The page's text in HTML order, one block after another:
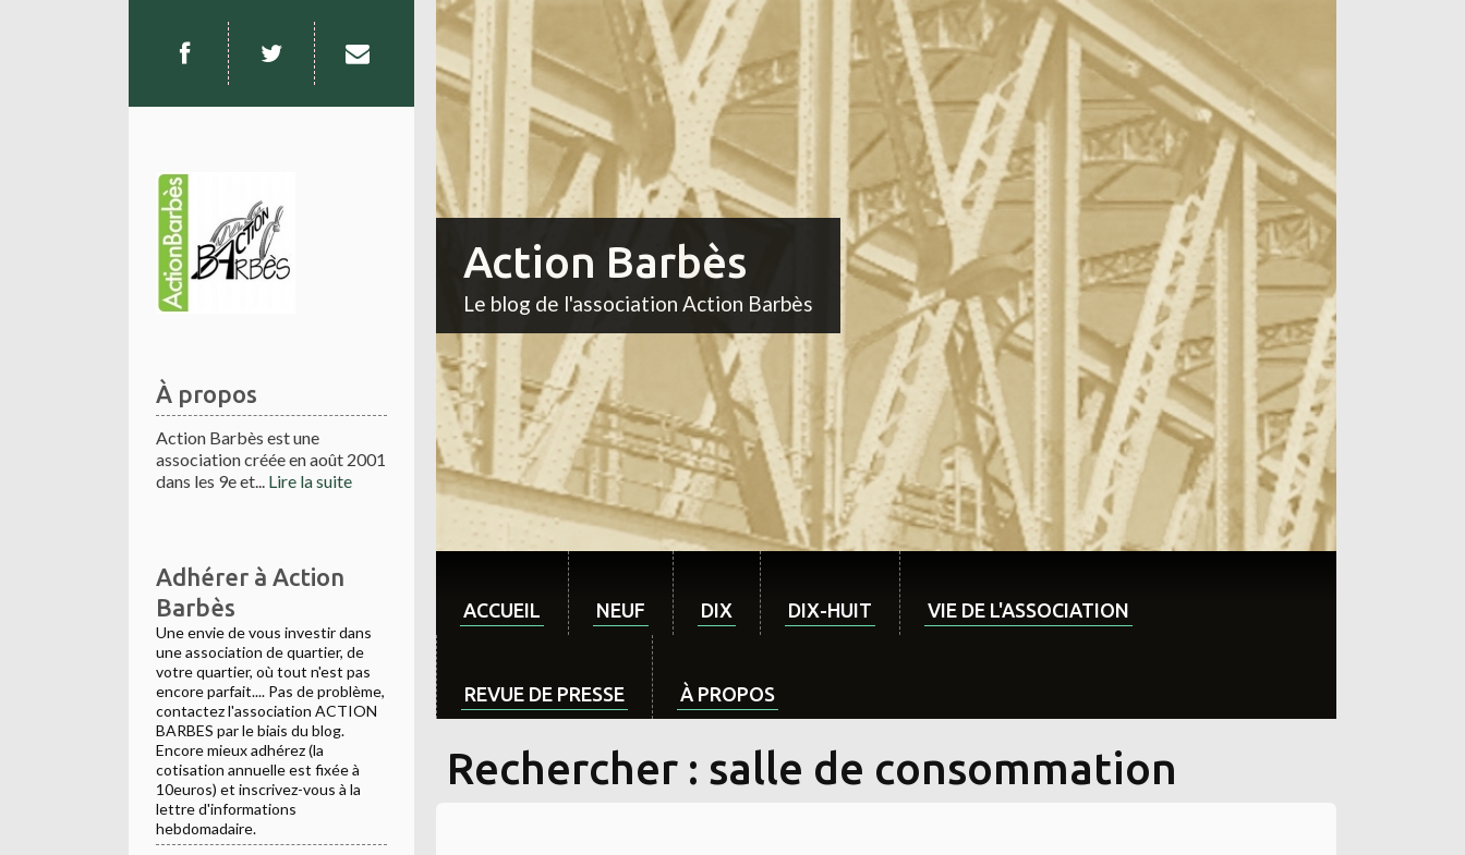
À propos
Action Barbès est une
association créée en août 2001
dans les 9e et... Lire la suite
Adhérer à Action
Barbès
Une envie de vous investir dans
une association de quartier, de
votre quartier, où tout n'est pas
encore parfait.... Pas de problème,
contactez l'association ACTION
BARBES par le biais du blog.
Encore mieux adhérez (la
cotisation annuelle est fixée à
10euros) et inscrivez-vous à la
lettre d'informations
hebdomadaire.
Action Barbès
Le blog de l'association Action Barbès
ACCUEIL NEUF DIX DIX-HUIT VIE DE L'ASSOCIATION
REVUE DE PRESSE À PROPOS
Rechercher : salle de consommation